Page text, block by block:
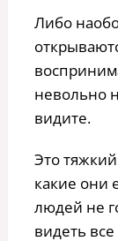
Либо
невольно
видите.
Это
какие они
людей не
видеть